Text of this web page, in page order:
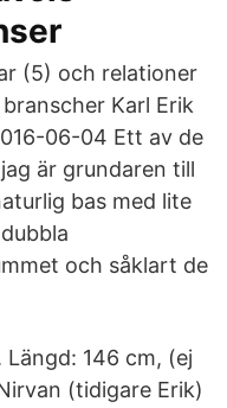
(5) och relationer
Karl Erik
06-04 Ett av de
är grundaren till
bas med lite
och såklart de
146 cm, (ej
(tidigare Erik)